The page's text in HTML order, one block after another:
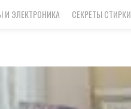
И ЭЛЕКТРОНИКА СЕКРЕТЫ СТИРКИ